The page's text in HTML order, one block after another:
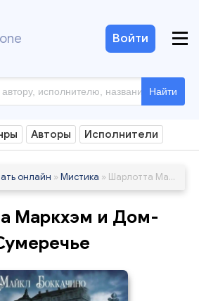
Найти
Войти
Авторы Исполнители
онлайн » Мистика » Шарлотта Маркхэм и Дом-Сумеречье
Маркхэм и Дом-